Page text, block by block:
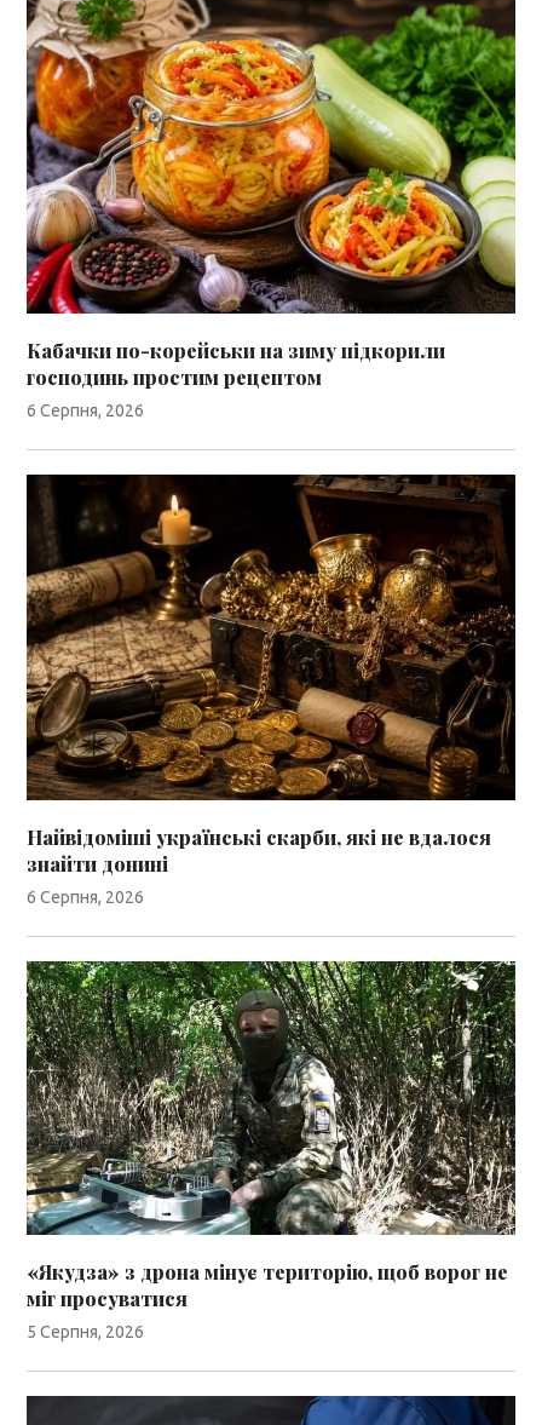
Кабачки по-корейськи на зиму підкорили
господинь простим рецептом
6 Серпня, 2026
Найвідоміші українські скарби, які не вдалося
знайти донині
6 Серпня, 2026
«Якудза» з дрона мінує територію, щоб ворог не
міг просуватися
5 Серпня, 2026